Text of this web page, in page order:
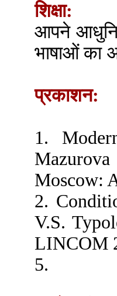
शिक्षा:
आपने
भाषाओं का
प्रकाशन:
1.
Moscow:
2.
V.S.
LINCOM
5.